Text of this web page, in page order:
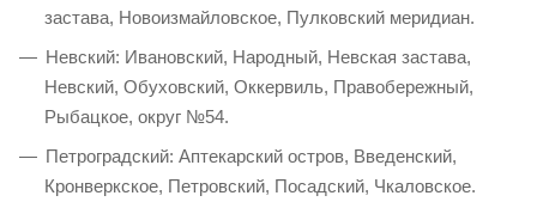
застава, Новоизмайловское, Пулковский меридиан.
Невский: Ивановский, Народный, Невская застава,
Невский, Обуховский, Оккервиль, Правобережный,
Рыбацкое, округ №54.
Петроградский: Аптекарский остров, Введенский,
Кронверкское, Петровский, Посадский, Чкаловское.